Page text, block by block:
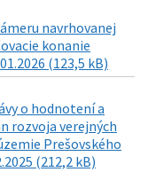
navrhovanej
konanie
(123,5 kB)
o hodnotení a
rozvoja verejných
Prešovského
(212,2 kB)